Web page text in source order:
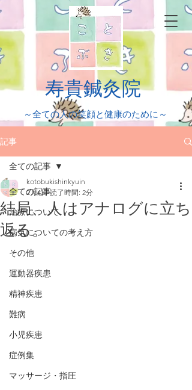
​寿貴鍼灸院
​～全ての人の笑顔と健康のために～
記事
全ての記事
治療について
病気についての考え方
その他
運動器疾患
精神疾患
難病
小児疾患
症例集
マッサージ・指圧
全ての記事
結局、人はアナログに立ち
返る。
kotobukishinkyuin
2月4日 読了時間: 2分